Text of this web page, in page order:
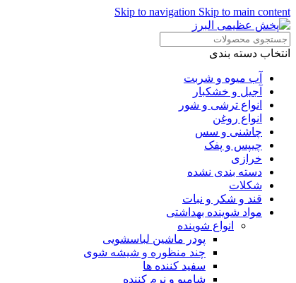
Skip to navigation Skip to main content
انتخاب دسته بندی
آب میوه و شربت
آجیل و خشکبار
انواع ترشی و شور
انواع روغن
چاشنی و سس
چیپس و پفک
خرازی
دسته بندی نشده
شکلات
قند و شکر و نبات
مواد شوینده بهداشتی
انواع شوینده
پودر ماشین لباسشویی
چند منظوره و شیشه شوی
سفید کننده ها
شامپو و نرم کننده